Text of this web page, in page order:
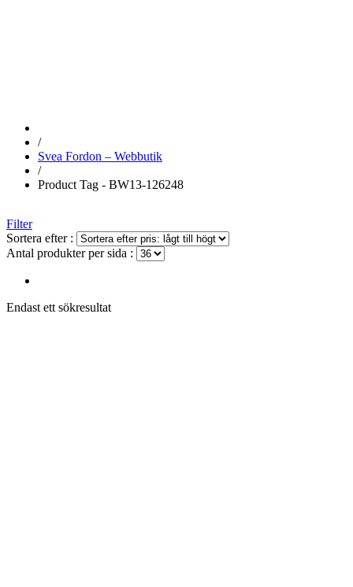
/
Svea Fordon – Webbutik
/
Product Tag - BW13-126248
Filter
Sortera efter :
Antal produkter per sida :
Endast ett sökresultat